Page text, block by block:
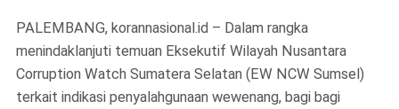
PALEMBANG, korannasional.id – Dalam rangka
menindaklanjuti temuan Eksekutif Wilayah Nusantara
Corruption Watch Sumatera Selatan (EW NCW Sumsel)
terkait indikasi penyalahgunaan wewenang, bagi bagi